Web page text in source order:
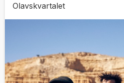
Olavskvartalet